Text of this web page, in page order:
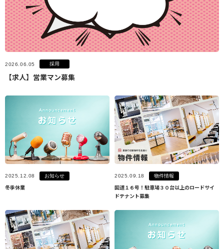
2026.06.05 採用
【求人】営業マン募集
2025.12.08 お知らせ
冬季休業
2025.09.18 物件情報
国道１６号！駐車場３０台以上のロードサイ
ドテナント募集